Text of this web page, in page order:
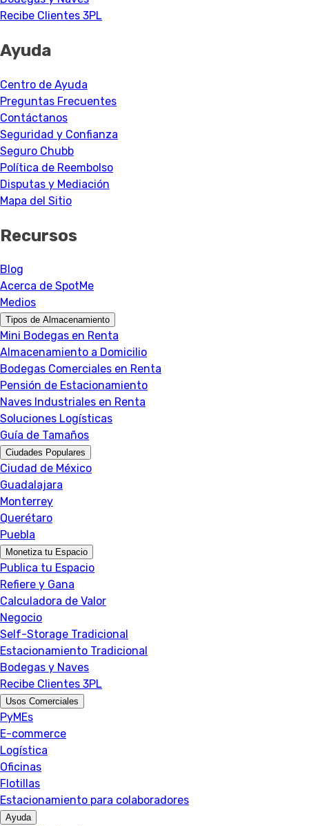
Recibe Clientes 3PL
Ayuda
Centro de Ayuda
Preguntas Frecuentes
Contáctanos
Seguridad y Confianza
Seguro Chubb
Política de Reembolso
Disputas y Mediación
Mapa del Sitio
Recursos
Blog
Acerca de SpotMe
Medios
Tipos de Almacenamiento
Mini Bodegas en Renta
Almacenamiento a Domicilio
Bodegas Comerciales en Renta
Pensión de Estacionamiento
Naves Industriales en Renta
Soluciones Logísticas
Guía de Tamaños
Ciudades Populares
Ciudad de México
Guadalajara
Monterrey
Querétaro
Puebla
Monetiza tu Espacio
Publica tu Espacio
Refiere y Gana
Calculadora de Valor
Negocio
Self-Storage Tradicional
Estacionamiento Tradicional
Bodegas y Naves
Recibe Clientes 3PL
Usos Comerciales
PyMEs
E-commerce
Logística
Oficinas
Flotillas
Estacionamiento para colaboradores
Ayuda